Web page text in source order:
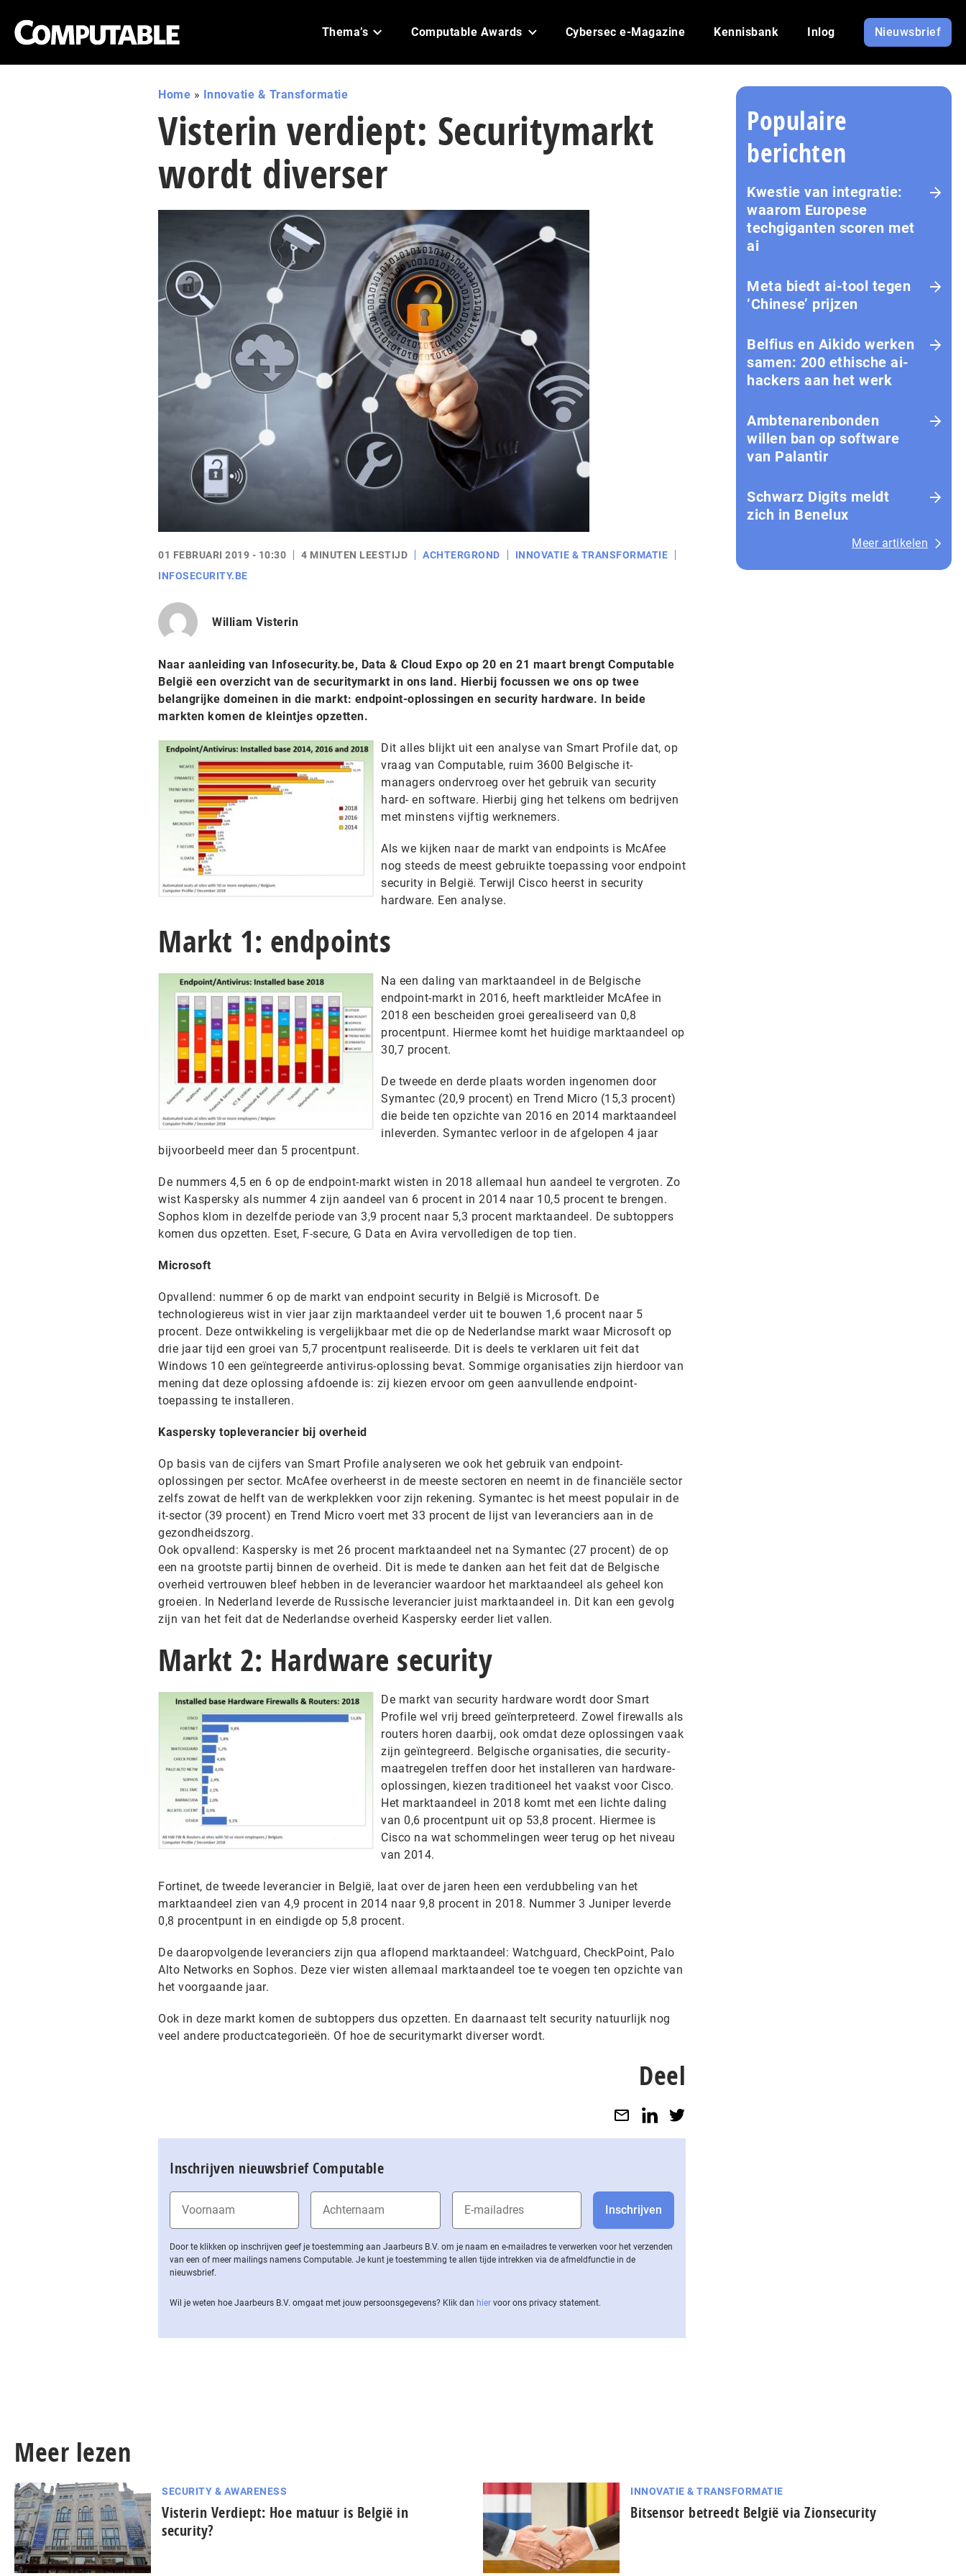
Thema’s Computable Awards Cybersec e-Magazine Kennisbank Inlog Nieuwsbrief
Home » Innovatie & Transformatie
Visterin verdiept: Securitymarkt
wordt diverser
01 FEBRUARI 2019 - 10:30 4 MINUTEN LEESTIJD ACHTERGROND
INNOVATIE & TRANSFORMATIE
INFOSECURITY.BE
William Visterin
Naar aanleiding van Infosecurity.be, Data & Cloud Expo op 20 en 21 maart brengt Computable
België een overzicht van de securitymarkt in ons land. Hierbij focussen we ons op twee
belangrijke domeinen in die markt: endpoint-oplossingen en security hardware. In beide
markten komen de kleintjes opzetten.
Dit alles blijkt uit een analyse van Smart Profile dat, op
vraag van Computable, ruim 3600 Belgische it-
managers ondervroeg over het gebruik van security
hard- en software. Hierbij ging het telkens om bedrijven
met minstens vijftig werknemers.
Als we kijken naar de markt van endpoints is McAfee
nog steeds de meest gebruikte toepassing voor endpoint
security in België. Terwijl Cisco heerst in security
hardware. Een analyse.
Markt 1: endpoints
Na een daling van marktaandeel in de Belgische
endpoint-markt in 2016, heeft marktleider McAfee in
2018 een bescheiden groei gerealiseerd van 0,8
procentpunt. Hiermee komt het huidige marktaandeel op
30,7 procent.
De tweede en derde plaats worden ingenomen door
Symantec (20,9 procent) en Trend Micro (15,3 procent)
die beide ten opzichte van 2016 en 2014 marktaandeel
inleverden. Symantec verloor in de afgelopen 4 jaar
bijvoorbeeld meer dan 5 procentpunt.
De nummers 4,5 en 6 op de endpoint-markt wisten in 2018 allemaal hun aandeel te vergroten. Zo
wist Kaspersky als nummer 4 zijn aandeel van 6 procent in 2014 naar 10,5 procent te brengen.
Sophos klom in dezelfde periode van 3,9 procent naar 5,3 procent marktaandeel. De subtoppers
komen dus opzetten. Eset, F-secure, G Data en Avira vervolledigen de top tien.
Microsoft
Opvallend: nummer 6 op de markt van endpoint security in België is Microsoft. De
technologiereus wist in vier jaar zijn marktaandeel verder uit te bouwen 1,6 procent naar 5
procent. Deze ontwikkeling is vergelijkbaar met die op de Nederlandse markt waar Microsoft op
drie jaar tijd een groei van 5,7 procentpunt realiseerde. Dit is deels te verklaren uit feit dat
Windows 10 een geïntegreerde antivirus-oplossing bevat. Sommige organisaties zijn hierdoor van
mening dat deze oplossing afdoende is: zij kiezen ervoor om geen aanvullende endpoint-
toepassing te installeren.
Kaspersky topleverancier bij overheid
Op basis van de cijfers van Smart Profile analyseren we ook het gebruik van endpoint-
oplossingen per sector. McAfee overheerst in de meeste sectoren en neemt in de financiële sector
zelfs zowat de helft van de werkplekken voor zijn rekening. Symantec is het meest populair in de
it-sector (39 procent) en Trend Micro voert met 33 procent de lijst van leveranciers aan in de
gezondheidszorg.
Ook opvallend: Kaspersky is met 26 procent marktaandeel net na Symantec (27 procent) de op
een na grootste partij binnen de overheid. Dit is mede te danken aan het feit dat de Belgische
overheid vertrouwen bleef hebben in de leverancier waardoor het marktaandeel als geheel kon
groeien. In Nederland leverde de Russische leverancier juist marktaandeel in. Dit kan een gevolg
zijn van het feit dat de Nederlandse overheid Kaspersky eerder liet vallen.
Markt 2: Hardware security
De markt van security hardware wordt door Smart
Profile wel vrij breed geïnterpreteerd. Zowel firewalls als
routers horen daarbij, ook omdat deze oplossingen vaak
zijn geïntegreerd. Belgische organisaties, die security-
maatregelen treffen door het installeren van hardware-
oplossingen, kiezen traditioneel het vaakst voor Cisco.
Het marktaandeel in 2018 komt met een lichte daling
van 0,6 procentpunt uit op 53,8 procent. Hiermee is
Cisco na wat schommelingen weer terug op het niveau
van 2014.
Fortinet, de tweede leverancier in België, laat over de jaren heen een verdubbeling van het
marktaandeel zien van 4,9 procent in 2014 naar 9,8 procent in 2018. Nummer 3 Juniper leverde
0,8 procentpunt in en eindigde op 5,8 procent.
De daaropvolgende leveranciers zijn qua aflopend marktaandeel: Watchguard, CheckPoint, Palo
Alto Networks en Sophos. Deze vier wisten allemaal marktaandeel toe te voegen ten opzichte van
het voorgaande jaar.
Ook in deze markt komen de subtoppers dus opzetten. En daarnaast telt security natuurlijk nog
veel andere productcategorieën. Of hoe de securitymarkt diverser wordt.
Deel
Inschrijven nieuwsbrief Computable
Door te klikken op inschrijven geef je toestemming aan Jaarbeurs B.V. om je naam en e-mailadres te verwerken voor het verzenden
van een of meer mailings namens Computable. Je kunt je toestemming te allen tijde intrekken via de af­meld­func­tie in de
nieuwsbrief.
Wil je weten hoe Jaarbeurs B.V. omgaat met jouw per­soons­ge­ge­vens? Klik dan hier voor ons privacy statement.
Populaire
berichten
Kwestie van integratie:
waarom Europese
techgiganten scoren met
ai
Meta biedt ai-tool tegen
‘Chinese’ prijzen
Belfius en Aikido werken
samen: 200 ethische ai-
hackers aan het werk
Amb­te­na­ren­bon­den
willen ban op software
van Palantir
Schwarz Digits meldt
zich in Benelux
Meer artikelen
Meer lezen
SECURITY & AWARENESS
Visterin Verdiept: Hoe matuur is België in
security?
INNOVATIE & TRANSFORMATIE
Bitsensor betreedt België via Zionsecurity